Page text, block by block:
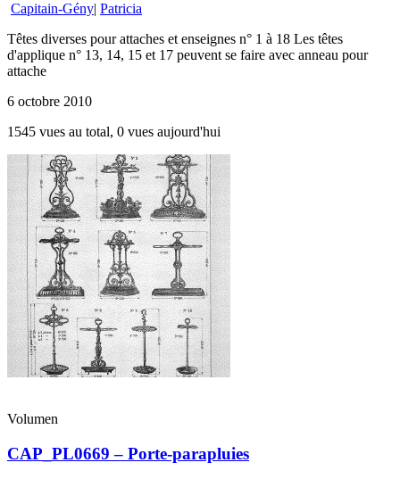
Capitain-Gény| Patricia
Têtes diverses pour attaches et enseignes n° 1 à 18 Les têtes
d'applique n° 13, 14, 15 et 17 peuvent se faire avec anneau pour
attache
6 octobre 2010
1545 vues au total, 0 vues aujourd'hui
Volumen
CAP_PL0669 – Porte-parapluies